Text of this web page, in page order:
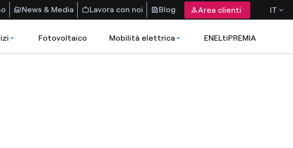
News & Media Lavora con noi Blog Area clienti IT
Fotovoltaico Mobilità elettrica ENELtiPREMIA